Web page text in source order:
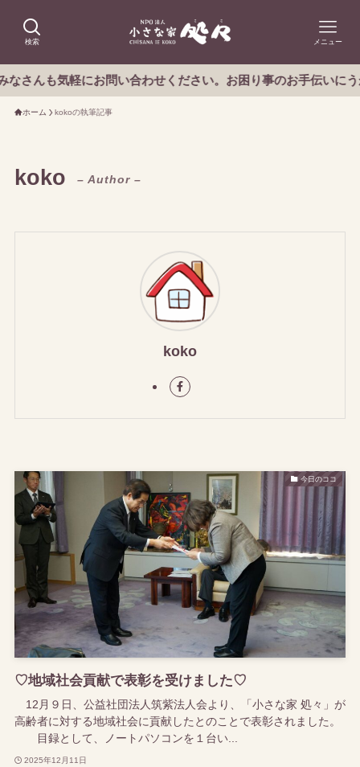
検索 メニュー
軽にお問い合わせください。お困り事のお手伝いにうかがいま
ホーム kokoの執筆記事
koko – Author –
koko
今日のココ
♡地域社会貢献で表彰を受けました♡
12月９日、公益社団法人筑紫法人会より、「小さな家 処々」が
高齢者に対する地域社会に貢献したとのことで表彰されました。
目録として、ノートパソコンを１台い...
2025年12月11日